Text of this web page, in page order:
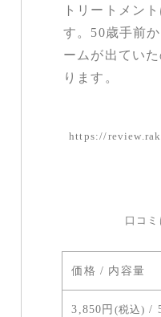
トリートメン
す。50歳手前
ームが出てい
ります。
https://
口コ
価格 / 内容量
3,850円 (税込) /